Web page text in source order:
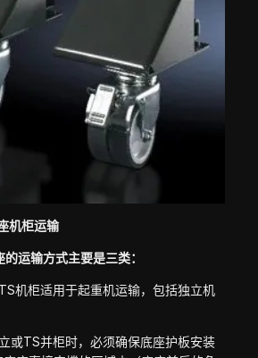
机柜运输
运输方式主要是三类：
机柜适用于起重机运输，包括独立机
或TS并柜时，必须确保底座护板安装